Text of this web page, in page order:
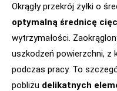
Okrągły przekrój żyłki o
optymalną średnicę
wytrzymałości.
uszkodzeń powierzchni, z
podczas pracy. To
pobliżu delikatnych